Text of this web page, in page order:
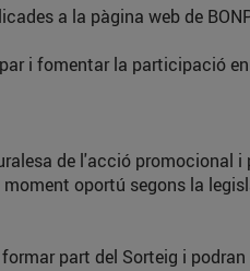
a la pàgina web de
i fomentar la participació
de l'acció promocional i
oportú segons la
part del Sorteig i